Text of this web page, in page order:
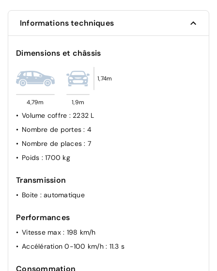
Informations techniques
Dimensions et châssis
4,79m 1,9m
1,74m
Volume coffre : 2232 L
Nombre de portes: 4
Nombre de places: 7
Poids : 1700 kg
Transmission
Boite : automatique
Performances
Vitesse max : 198 km/h
Accélération 0-100 km/h : 11.3 s
Consommation